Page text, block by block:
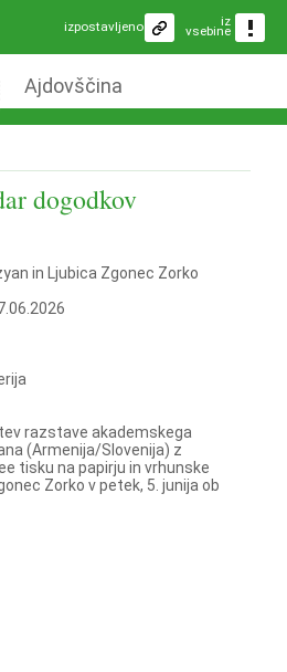
iz
vsebine
izpostavljeno
Ajdovščina
dogodkov
in Ljubica Zgonec Zorko
razstave akademskega
(Armenija/Slovenija) z
tisku na papirju in vrhunske
Zorko v petek, 5. junija ob